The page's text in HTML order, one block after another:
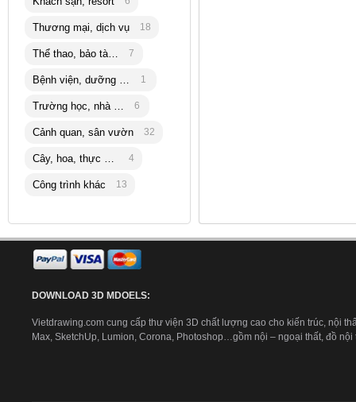
Thương mại, dịch vụ 18
Thể thao, bảo tàng 7
Bệnh viện, dưỡng lão 1
Trường học, nhà trẻ 6
Cảnh quan, sân vườn 32
Cây, hoa, thực vật 4
Công trình khác 13
DOWNLOAD 3D MDOELS:
Vietdrawing.com cung cấp thư viện 3D chất lượng cao cho kiến trúc, nội
Max, SketchUp, Lumion, Corona, Photoshop…gồm nội – ngoại thất, đồ nội